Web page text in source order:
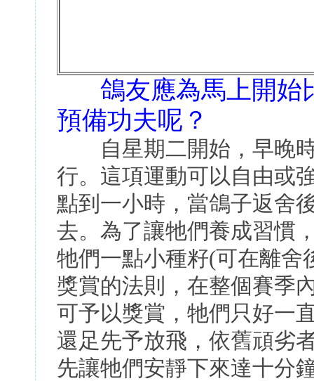
鴿友應為馬上開始
預備功夫呢？
自星期二開始，早晚時
行。這項運動可以自由或
點到一小時，當鴿子返舍
去。為了讓牠們養成習慣
牠們一點小種籽(可在離舍
獎賞的法則，在整個賽季
可予以獎賞，牠們只好一
還足先予放飛，依舊頑劣
先讓牠們安靜下來達十分